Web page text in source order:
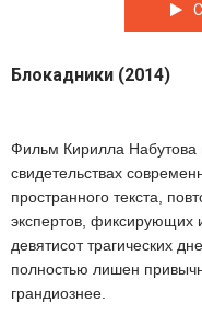
Блокадники (2014)
Фильм Кирилла Набутова
свидетельствах
пространного текста,
экспертов, фиксирующих
девятисот трагических
полностью лишен
грандиознее.